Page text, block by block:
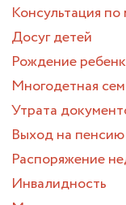
Консультация
Досуг детей
Рождение
Многодетная
Утрата
Выход на пенсию
Распоряжение
Инвалидность